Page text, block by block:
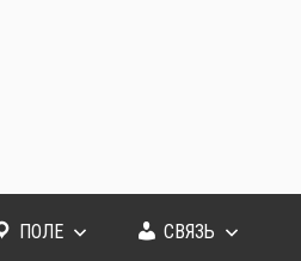
ПОЛЕ СВЯЗЬ